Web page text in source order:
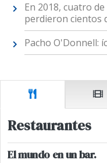
En 2018, cuatro
perdieron cientos
Pacho O'Donnell:
Restaurantes
El mundo en un bar.